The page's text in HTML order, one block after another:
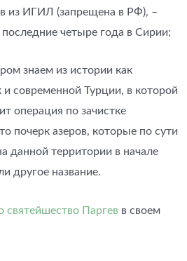
из ИГИЛ (запрещена в РФ), –
четыре года в Сирии;
знаем из истории как
современной Турции, в которой
операция по зачистке
почерк азеров, которые по сути
данной территории в начале
другое название.
святейшество Паргев в своем